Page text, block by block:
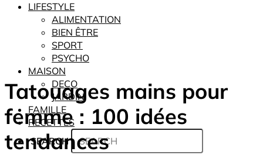
LIFESTYLE
ALIMENTATION
BIEN ÊTRE
SPORT
PSYCHO
MAISON
DECO
JARDIN
FAMILLE
RECETTES
SEARCH
Tatouages mains pour
femme : 100 idées
tendances